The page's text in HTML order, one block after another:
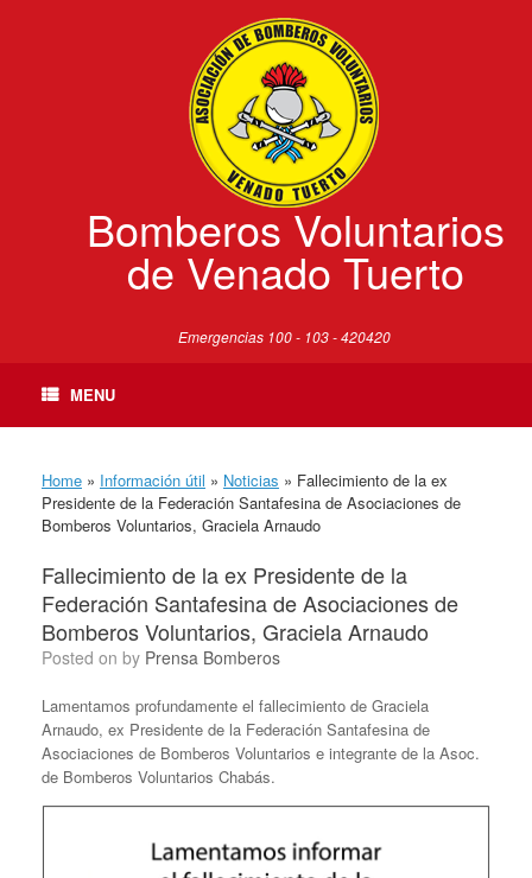
Bomberos Voluntarios
de Venado Tuerto
Emergencias 100 - 103 - 420420
MENU
Home » Información útil » Noticias » Fallecimiento de la ex
Presidente de la Federación Santafesina de Asociaciones de
Bomberos Voluntarios, Graciela Arnaudo
Fallecimiento de la ex Presidente de la
Federación Santafesina de Asociaciones de
Bomberos Voluntarios, Graciela Arnaudo
Posted on by Prensa Bomberos
Lamentamos profundamente el fallecimiento de Graciela
Arnaudo, ex Presidente de la Federación Santafesina de
Asociaciones de Bomberos Voluntarios e integrante de la Asoc.
de Bomberos Voluntarios Chabás.